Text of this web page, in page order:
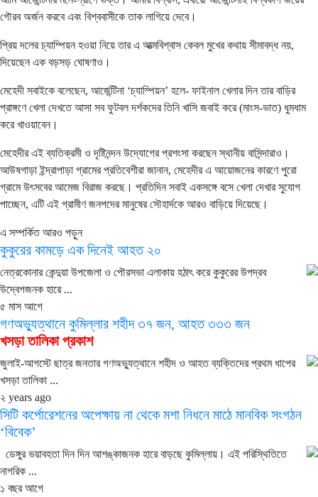
গৌরব অর্জন করবে এবং বিশ্ববাসীকে তাক লাগিয়ে দেবে।
প্রিয় দলের চ্যাম্পিয়ন হওয়া নিয়ে তার এ আত্মবিশ্বাস কেবল মুখের কথায় সীমাবদ্ধ নয়,
দিয়েছেন এক বড়সড় ঘোষণাও।
মেহেদী সবাইকে বলেছেন, আর্জেন্টিনা ‘চ্যাম্পিয়ন’ হলে- ফাইনাল খেলার দিন তার বাড়ির
প্রাঙ্গণে খেলা দেখতে আসা সব ফুটবল দর্শকদের তিনি খাসি জবাই করে (মাংস-ভাত) ধুমধাম
করে খাওয়াবেন।
মেহেদীর এই ব্যতিক্রমী ও দৃষ্টিনন্দন উদ্যোগের প্রশংসা করছেন স্থানীয় বাসিন্দারাও।
আউষগাড়া ইন্দ্রাপাড়া গ্রামের প্রতিবেশীরা জানান, মেহেদীর এ আয়োজনের কারণে পুরো
গ্রামে উৎসবের আমেজ বিরাজ করছে। প্রতিদিন সবাই একসঙ্গে বসে খেলা দেখার সুযোগ
পাচ্ছেন, এটি এই গ্রামীণ জনপদের মানুষের সৌহার্দকে আরও বাড়িয়ে দিয়েছে।
এ সম্পর্কিত আরও পড়ুন
কুকুরের কামড়ে এক দিনেই আহত ২০
নেত্রকোনার কেন্দুয়া উপজেলা ও পৌরসভা এলাকায় হঠাৎ করে কুকুরের উপদ্রব
উদ্বেগজনক হারে ...
৫ মাস আগে
গণঅভ্যুত্থানে কুমিল্লার শহীদ ৩৭ জন, আহত ৩৩৩ জন
খসড়া তালিকা প্রকাশ
জুলাই-আগস্টে ছাত্র জনতার গণঅভ্যুত্থানে শহীদ ও আহত ব্যক্তিদের প্রথম ধাপের
খসড়া তালিকা ...
২ years ago
সিটি কর্পোরেশনের অপেক্ষায় না থেকে মশা নিধনে মাঠে মানবিক সংগঠন
‘বিবেক’
ডেঙ্গুর ভয়াবহতা দিন দিন আশঙ্কাজনক হারে বাড়ছে কুমিল্লায়। এই পরিস্থিতিতে
নাগরিক ...
১ বছর আগে